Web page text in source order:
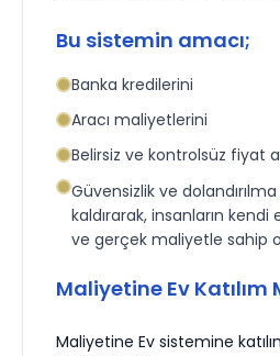
Bu sistemin amacı;
Banka kredilerini
Aracı maliyetlerini
Belirsiz ve kontrolsüz fiyat
Güvensizlik ve
kaldırarak, insanların
ve gerçek maliyetle sahip
Maliyetine Ev Katılım
Maliyetine Ev sistemine